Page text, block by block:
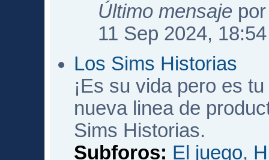
Último mensaje
11 Sep 2024, 18:54
Los Sims Historias
¡Es su vida pero es
nueva linea de
Sims Historias.
Subforos: El juego,